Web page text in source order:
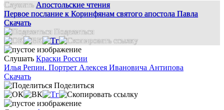
Слушать Апостольские чтения
Первое послание к Коринфянам святого апостола Павла
Скачать
Поделиться
Слушать Краски России
Илья Репин. Портрет Алексея Ивановича Антипова
Скачать
Поделиться